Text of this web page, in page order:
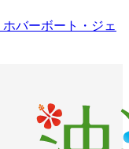
バーボート・ジェ